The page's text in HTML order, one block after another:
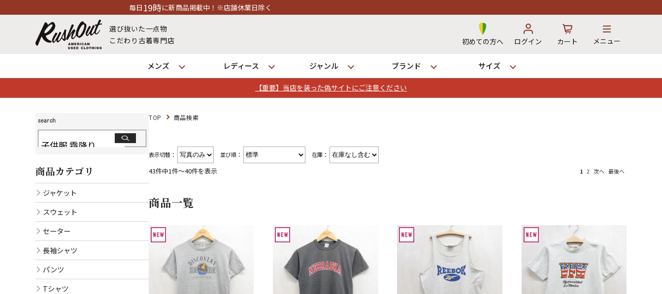
【重要】当店を装った偽サイトにご注意ください
に新商品掲載中！※店舗休業日除く
選び抜いた一点物
こだわり古着専門店
初めての方へ ログイン カート メニュー
メンズ レディース ジャンル ブランド サイズ
店舗一覧
Search by Hotword今週のHOTワード（7/29〜8/4）
TOP 商品検索
表示切替： 並び順： 在庫：
43件中1件～40件を表示 1 2 次へ 最後へ
商品一覧
商品カテゴリ
ジャケット
スウェット
セーター
長袖シャツ
パンツ
Tシャツ